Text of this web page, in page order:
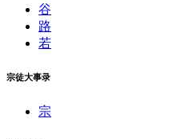
谷
路
若
宗徒大事录
宗